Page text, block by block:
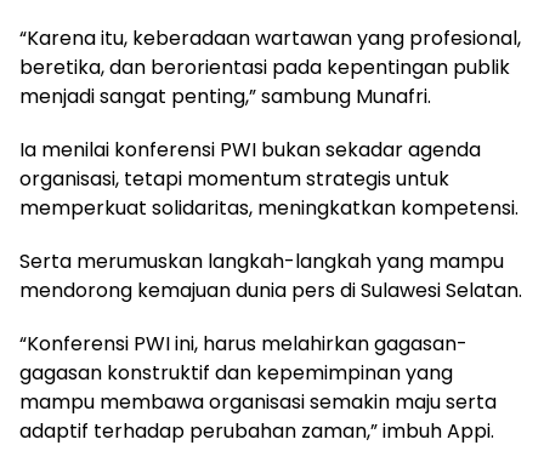
“Karena itu, keberadaan wartawan yang profesional,
beretika, dan berorientasi pada kepentingan publik
menjadi sangat penting,” sambung Munafri.
Ia menilai konferensi PWI bukan sekadar agenda
organisasi, tetapi momentum strategis untuk
memperkuat solidaritas, meningkatkan kompetensi.
Serta merumuskan langkah-langkah yang mampu
mendorong kemajuan dunia pers di Sulawesi Selatan.
“Konferensi PWI ini, harus melahirkan gagasan-
gagasan konstruktif dan kepemimpinan yang
mampu membawa organisasi semakin maju serta
adaptif terhadap perubahan zaman,” imbuh Appi.